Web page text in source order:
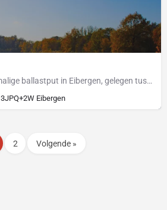
Carpvalley is een voormalige ballastput in Eibergen, gelegen tussen Winterswijk en Neede, midden in de…
3JPQ+2W Eibergen
2 Volgende »